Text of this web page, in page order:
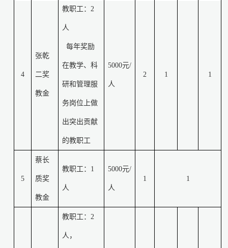
4
张乾
二奖
教金
教职工： 2
人
每年奖励
在教学、科
研和管理服
务岗位上做
出突出贡献
的教职工
5000元/
人
2 1 1
5
蔡长
质奖
教金
教职工： 1
人
5000元/
人
1 1
教职工： 2
人，